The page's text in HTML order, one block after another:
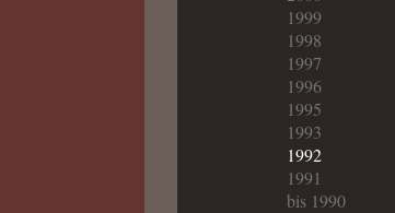
1999
1998
1997
1996
1995
1993
1992
1991
bis 1990